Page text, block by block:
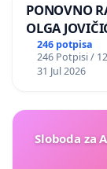
PONOVNO
OLGA
246 potpisa
246 Potpisi /
31 Jul 2026
Sloboda za